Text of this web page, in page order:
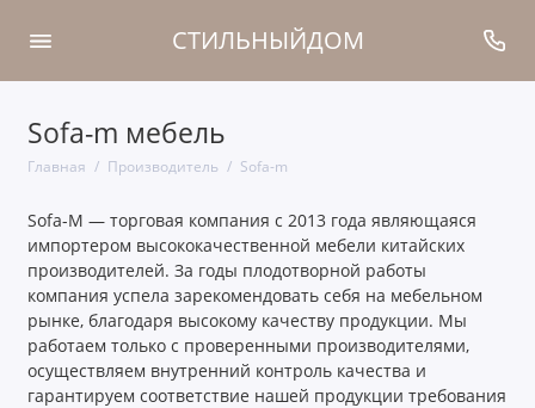
СТИЛЬНЫЙДОМ
Sofa-m мебель
Главная Производитель Sofa-m
Sofa-M — торговая компания с 2013 года являющаяся
импортером высококачественной мебели китайских
производителей. За годы плодотворной работы
компания успела зарекомендовать себя на мебельном
рынке, благодаря высокому качеству продукции. Мы
работаем только с проверенными производителями,
осуществляем внутренний контроль качества и
гарантируем соответствие нашей продукции требования